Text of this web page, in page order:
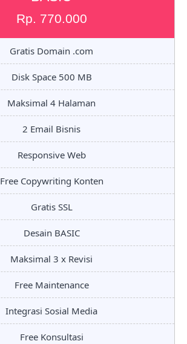
Rp. 770.000
Gratis Domain .com
Disk Space 500 MB
Maksimal 4 Halaman
2 Email Bisnis
Responsive Web
Free Copywriting Konten
Gratis SSL
Desain BASIC
Maksimal 3 x Revisi
Free Maintenance
Integrasi Sosial Media
Free Konsultasi